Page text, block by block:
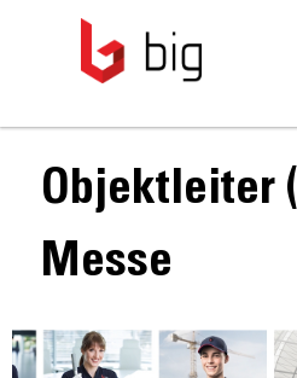
Objektleiter
Messe